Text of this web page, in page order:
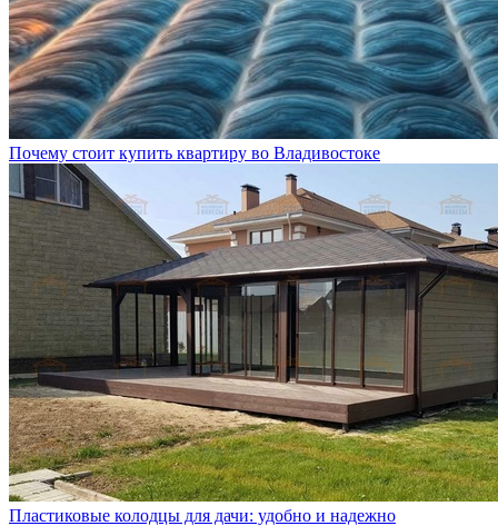
Почему стоит купить квартиру во Владивостоке
Пластиковые колодцы для дачи: удобно и надежно